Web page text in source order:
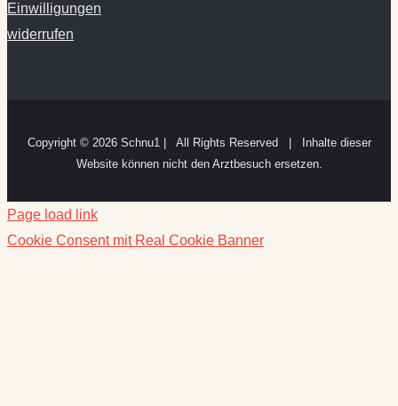
Einwilligungen
widerrufen
Copyright © 2026 Schnu1 | All Rights Reserved | Inhalte dieser
Website können nicht den Arztbesuch ersetzen.
Page load link
Cookie Consent mit Real Cookie Banner